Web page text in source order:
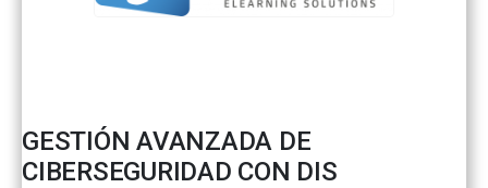
GESTIÓN AVANZADA DE
CIBERSEGURIDAD CON DIS